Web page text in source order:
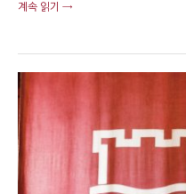
계속 읽기 →